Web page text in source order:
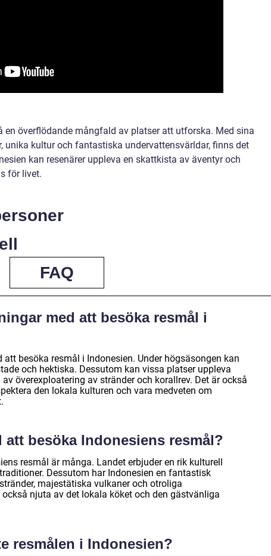
en överflödande mångfald av platser att utforska. Med sina
unika kultur och fantastiska undervattensvärldar, finns det
kan resenärer uppleva en skattkista av äventyr och
för livet.
FAQ
med att besöka resmål i
besöka resmål i Indonesien. Under högsäsongen kan
och hektiska. Dessutom kan vissa platser uppleva
överexploatering av stränder och korallrev. Det är också
den lokala kulturen och vara medveten om
att besöka Indonesiens resmål?
resmål är många. Landet erbjuder en rik kulturell
Dessutom har Indonesien en fantastisk
majestätiska vulkaner och otroliga
njuta av det lokala köket och den gästvänliga
resmålen i Indonesien?